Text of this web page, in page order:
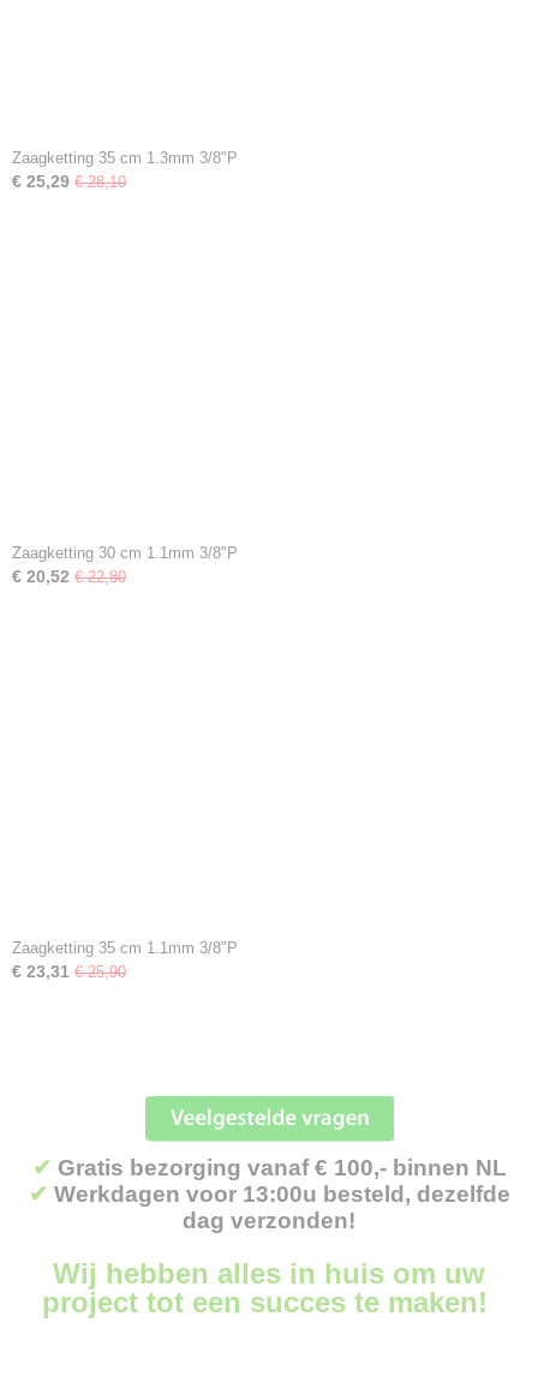
Zaagketting 35 cm 1.3mm 3/8"P
€ 25,29 € 28,10
Zaagketting 30 cm 1.1mm 3/8"P
€ 20,52 € 22,80
Zaagketting 35 cm 1.1mm 3/8"P
€ 23,31 € 25,90
✔ Gratis bezorging vanaf € 100,- binnen NL
✔ Werkdagen voor 13:00u besteld, dezelfde
dag verzonden!
Wij hebben alles in huis om uw
project tot een succes te maken!